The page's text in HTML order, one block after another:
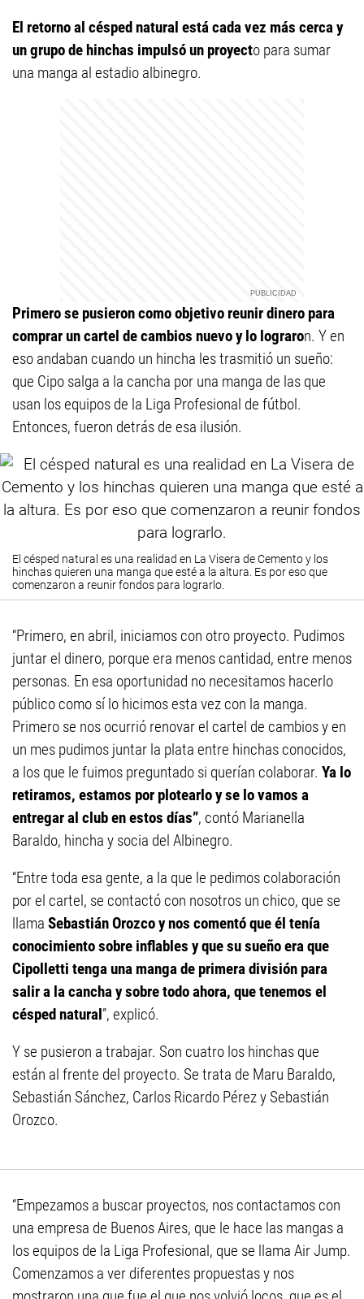
El retorno al césped natural está cada vez más cerca y
un grupo de hinchas impulsó un proyecto para sumar
una manga al estadio albinegro.
Primero se pusieron como objetivo reunir dinero para
comprar un cartel de cambios nuevo y lo lograron. Y en
eso andaban cuando un hincha les trasmitió un sueño:
que Cipo salga a la cancha por una manga de las que
usan los equipos de la Liga Profesional de fútbol.
Entonces, fueron detrás de esa ilusión.
El césped natural es una realidad en La Visera de Cemento y los
hinchas quieren una manga que esté a la altura. Es por eso que
comenzaron a reunir fondos para lograrlo.
“Primero, en abril, iniciamos con otro proyecto. Pudimos
juntar el dinero, porque era menos cantidad, entre menos
personas. En esa oportunidad no necesitamos hacerlo
público como sí lo hicimos esta vez con la manga.
Primero se nos ocurrió renovar el cartel de cambios y en
un mes pudimos juntar la plata entre hinchas conocidos,
a los que le fuimos preguntado si querían colaborar. Ya lo
retiramos, estamos por plotearlo y se lo vamos a
entregar al club en estos días”, contó Marianella
Baraldo, hincha y socia del Albinegro.
“Entre toda esa gente, a la que le pedimos colaboración
por el cartel, se contactó con nosotros un chico, que se
llama Sebastián Orozco y nos comentó que él tenía
conocimiento sobre inflables y que su sueño era que
Cipolletti tenga una manga de primera división para
salir a la cancha y sobre todo ahora, que tenemos el
césped natural”, explicó.
Y se pusieron a trabajar. Son cuatro los hinchas que
están al frente del proyecto. Se trata de Maru Baraldo,
Sebastián Sánchez, Carlos Ricardo Pérez y Sebastián
Orozco.
“Empezamos a buscar proyectos, nos contactamos con
una empresa de Buenos Aires, que le hace las mangas a
los equipos de la Liga Profesional, que se llama Air Jump.
Comenzamos a ver diferentes propuestas y nos